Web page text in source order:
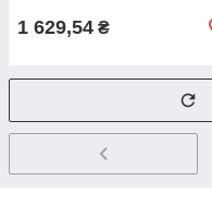
1 629,54 ₴